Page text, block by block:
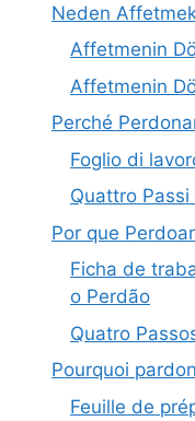
Neden
Affetmenin
Affetmenin
Perché
Foglio di
Quattro
Por que
Ficha de
o Perdão
Quatro
Pourquoi
Feuille de